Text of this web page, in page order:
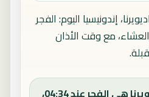
إندونيسيا اليوم: الفجر
مع وقت الأذان